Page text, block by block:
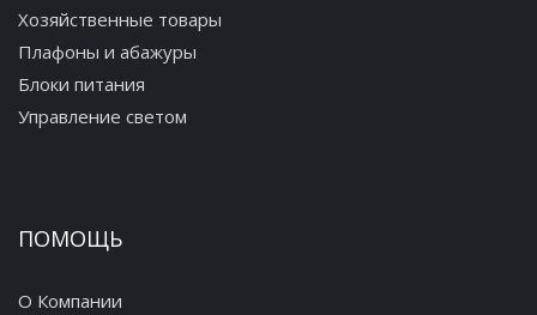
Хозяйственные товары
Плафоны и абажуры
Блоки питания
Управление светом
ПОМОЩЬ
О Компании